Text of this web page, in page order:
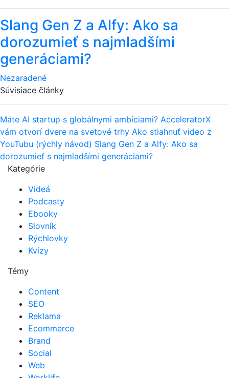
Slang Gen Z a Alfy: Ako sa
dorozumieť s najmladšími
generáciami?
Nezaradené
Súvisiace články
Máte AI startup s globálnymi ambíciami? AcceleratorX
vám otvorí dvere na svetové trhy Ako stiahnuť video z
YouTubu (rýchly návod) Slang Gen Z a Alfy: Ako sa
dorozumieť s najmladšími generáciami?
Kategórie
Videá
Podcasty
Ebooky
Slovník
Rýchlovky
Kvízy
Témy
Content
SEO
Reklama
Ecommerce
Brand
Social
Web